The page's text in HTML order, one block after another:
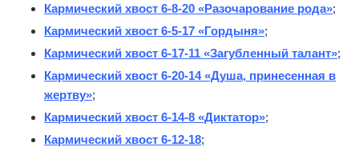
Кармический хвост 6-8-20 «Разочарование рода»;
Кармический хвост 6-5-17 «Гордыня»;
Кармический хвост 6-17-11 «Загубленный талант»;
Кармический хвост 6-20-14 «Душа, принесенная в
жертву»;
Кармический хвост 6-14-8 «Диктатор»;
Кармический хвост 6-12-18;